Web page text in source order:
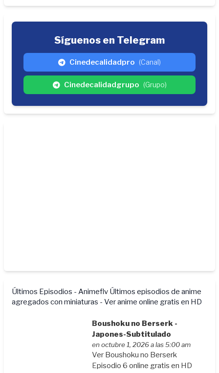
Síguenos en Telegram
Cinedecalidadpro (Canal)
Cinedecalidadgrupo (Grupo)
Últimos Episodios - Animeflv Últimos episodios de anime
agregados con miniaturas - Ver anime online gratis en HD
Boushoku no Berserk -
Japones-Subtitulado
en octubre 1, 2026 a las 5:00 am
Ver Boushoku no Berserk
Episodio 6 online gratis en HD